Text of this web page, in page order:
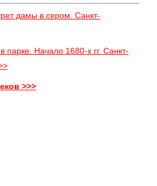
дамы в сером. Санкт-
парке. Начало 1680-х гг. Санкт-
>>>